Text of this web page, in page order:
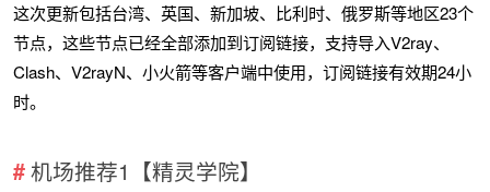
这次更新包括台湾、英国、新加坡、比利时、俄罗斯等地区23个
节点，这些节点已经全部添加到订阅链接，支持导入V2ray、
Clash、V2rayN、小火箭等客户端中使用，订阅链接有效期24小
时。
机场推荐1【精灵学院】